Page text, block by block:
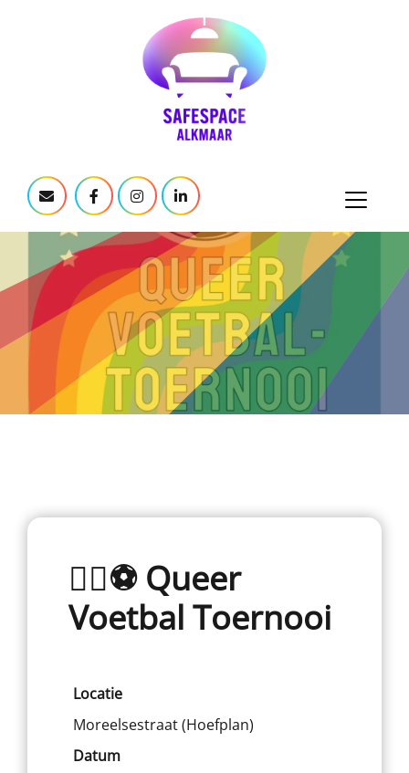
🏳️‍🌈⚽ Queer
Voetbal Toernooi
Locatie
Moreelsestraat (Hoefplan)
Datum